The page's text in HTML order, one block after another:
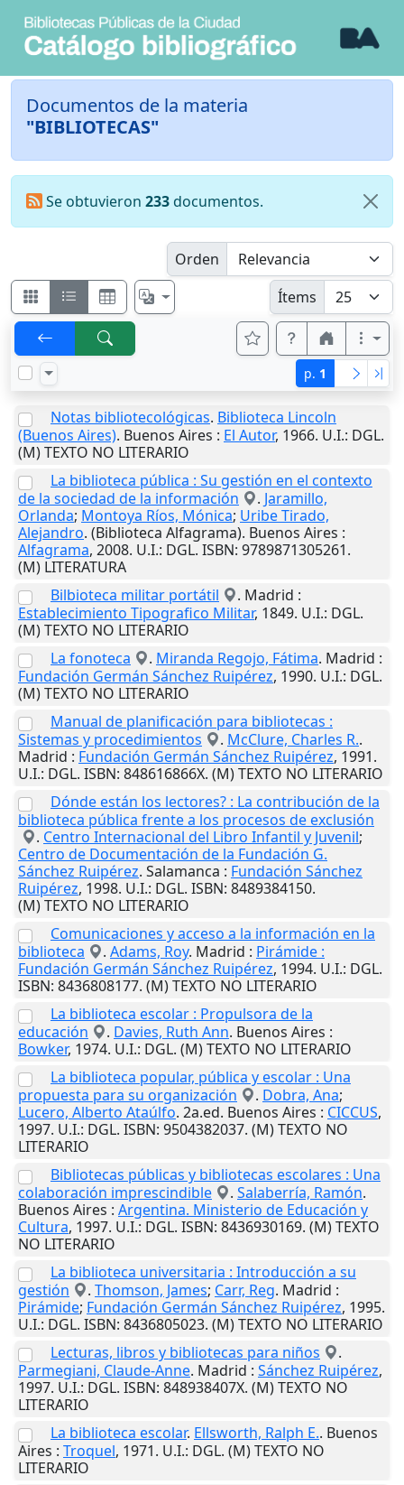
Documentos de la materia
"BIBLIOTECAS"
Se obtuvieron 233documentos.
Orden
Ítems
p. 1
Notas bibliotecológicas. Biblioteca Lincoln
(Buenos Aires). Buenos Aires : El Autor, 1966. U.I.: DGL.
(M) TEXTO NO LITERARIO
La biblioteca pública : Su gestión en el contexto
de la sociedad de la información
. Jaramillo,
Orlanda; Montoya Ríos, Mónica; Uribe Tirado,
Alejandro. (Biblioteca Alfagrama). Buenos Aires :
Alfagrama, 2008. U.I.: DGL. ISBN: 9789871305261.
(M) LITERATURA
Bilbioteca militar portátil
. Madrid :
Establecimiento Tipografico Militar, 1849. U.I.: DGL.
(M) TEXTO NO LITERARIO
La fonoteca
. Miranda Regojo, Fátima. Madrid :
Fundación Germán Sánchez Ruipérez, 1990. U.I.: DGL.
(M) TEXTO NO LITERARIO
Manual de planificación para bibliotecas :
Sistemas y procedimientos
. McClure, Charles R..
Madrid : Fundación Germán Sánchez Ruipérez, 1991.
U.I.: DGL. ISBN: 848616866X. (M) TEXTO NO LITERARIO
Dónde están los lectores? : La contribución de la
biblioteca pública frente a los procesos de exclusión
. Centro Internacional del Libro Infantil y Juvenil;
Centro de Documentación de la Fundación G.
Sánchez Ruipérez. Salamanca : Fundación Sánchez
Ruipérez, 1998. U.I.: DGL. ISBN: 8489384150.
(M) TEXTO NO LITERARIO
Comunicaciones y acceso a la información en la
biblioteca
. Adams, Roy. Madrid : Pirámide :
Fundación Germán Sánchez Ruipérez, 1994. U.I.: DGL.
ISBN: 8436808177. (M) TEXTO NO LITERARIO
La biblioteca escolar : Propulsora de la
educación
. Davies, Ruth Ann. Buenos Aires :
Bowker, 1974. U.I.: DGL. (M) TEXTO NO LITERARIO
La biblioteca popular, pública y escolar : Una
propuesta para su organización
. Dobra, Ana;
Lucero, Alberto Ataúlfo. 2a.ed. Buenos Aires : CICCUS,
1997. U.I.: DGL. ISBN: 9504382037. (M) TEXTO NO
LITERARIO
Bibliotecas públicas y bibliotecas escolares : Una
colaboración imprescindible
. Salaberría, Ramón.
Buenos Aires : Argentina. Ministerio de Educación y
Cultura, 1997. U.I.: DGL. ISBN: 8436930169. (M) TEXTO
NO LITERARIO
La biblioteca universitaria : Introducción a su
gestión
. Thomson, James; Carr, Reg. Madrid :
Pirámide; Fundación Germán Sánchez Ruipérez, 1995.
U.I.: DGL. ISBN: 8436805023. (M) TEXTO NO LITERARIO
Lecturas, libros y bibliotecas para niños
.
Parmegiani, Claude-Anne. Madrid : Sánchez Ruipérez,
1997. U.I.: DGL. ISBN: 848938407X. (M) TEXTO NO
LITERARIO
La biblioteca escolar. Ellsworth, Ralph E.. Buenos
Aires : Troquel, 1971. U.I.: DGL. (M) TEXTO NO
LITERARIO